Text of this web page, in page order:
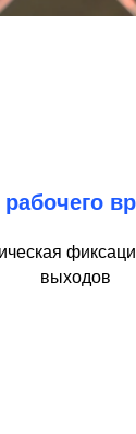
рабочего
выходов